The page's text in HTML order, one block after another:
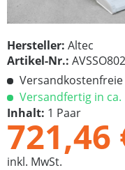
Hersteller: Altec
Artikel-Nr.:
Versandfertig in ca.
Inhalt: 1 Paar
721,46
inkl. MwSt.